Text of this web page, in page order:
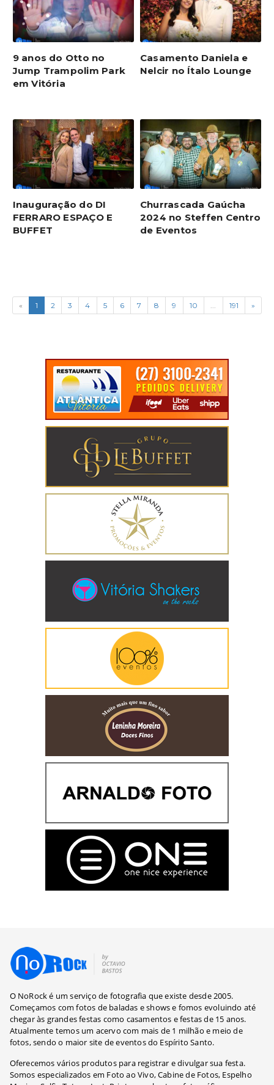
9 anos do Otto no
Jump Trampolim Park
em Vitória
Casamento Daniela e
Nelcir no Ítalo Lounge
Inauguração do DI
FERRARO ESPAÇO E
BUFFET
Churrascada Gaúcha
2024 no Steffen Centro
de Eventos
« 1 2 3 4 5 6 7 8 9 10 ... 191 »
O NoRock é um serviço de fotografia que existe desde 2005.
Começamos com fotos de baladas e shows e fomos evoluindo até
chegar às grandes festas como casamentos e festas de 15 anos.
Atualmente temos um acervo com mais de 1 milhão e meio de
fotos, sendo o maior site de eventos do Espírito Santo.
Oferecemos vários produtos para registrar e divulgar sua festa.
Somos especializados em Foto ao Vivo, Cabine de Fotos, Espelho